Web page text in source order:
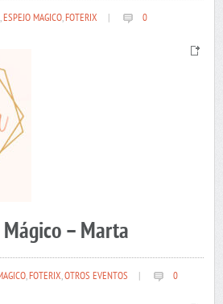
,ESPEJO MAGICO,FOTERIX 0
Mágico – Marta
,FOTERIX,OTROS EVENTOS 0